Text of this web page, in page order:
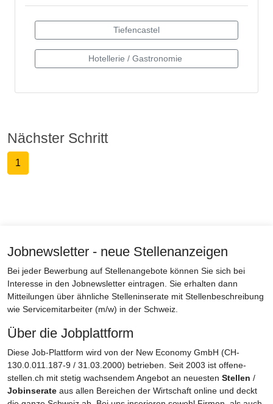
Nächster Schritt
1
Jobnewsletter - neue Stellenanzeigen
Bei jeder Bewerbung auf Stellenangebote können Sie sich bei
Interesse in den Jobnewsletter eintragen. Sie erhalten dann
Mitteilungen über ähnliche Stelleninserate mit Stellenbeschreibung
wie Servicemitarbeiter (m/w) in der Schweiz.
Über die Jobplattform
Diese Job-Plattform wird von der New Economy GmbH (CH-
130.0.011.187-9 / 31.03.2000) betrieben. Seit 2003 ist offene-
stellen.ch mit stetig wachsendem Angebot an neuesten Stellen /
Jobinserate aus allen Bereichen der Wirtschaft online und deckt